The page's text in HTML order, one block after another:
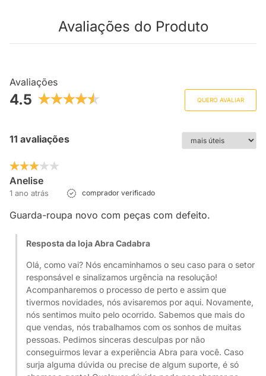
Avaliações do Produto
Avaliações
4.5 QUERO AVALIAR
11 avaliações
Anelise
1 ano atrás comprador verificado
Guarda-roupa novo com peças com defeito.
Resposta da loja Abra Cadabra
Olá, como vai? Nós encaminhamos o seu caso para o setor
responsável e sinalizamos urgência na resolução!
Acompanharemos o processo de perto e assim que
tivermos novidades, nós avisaremos por aqui. Novamente,
nós sentimos muito pelo ocorrido. Sabemos que mais do
que vendas, nós trabalhamos com os sonhos de muitas
pessoas. Pedimos sinceras desculpas por não
conseguirmos levar a experiência Abra para você. Caso
surja alguma dúvida ou precise de algum suporte, é só